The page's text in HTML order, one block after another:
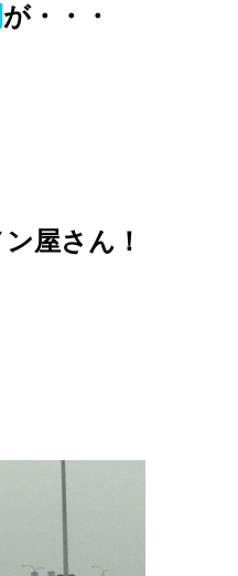
が・・・
屋さん！